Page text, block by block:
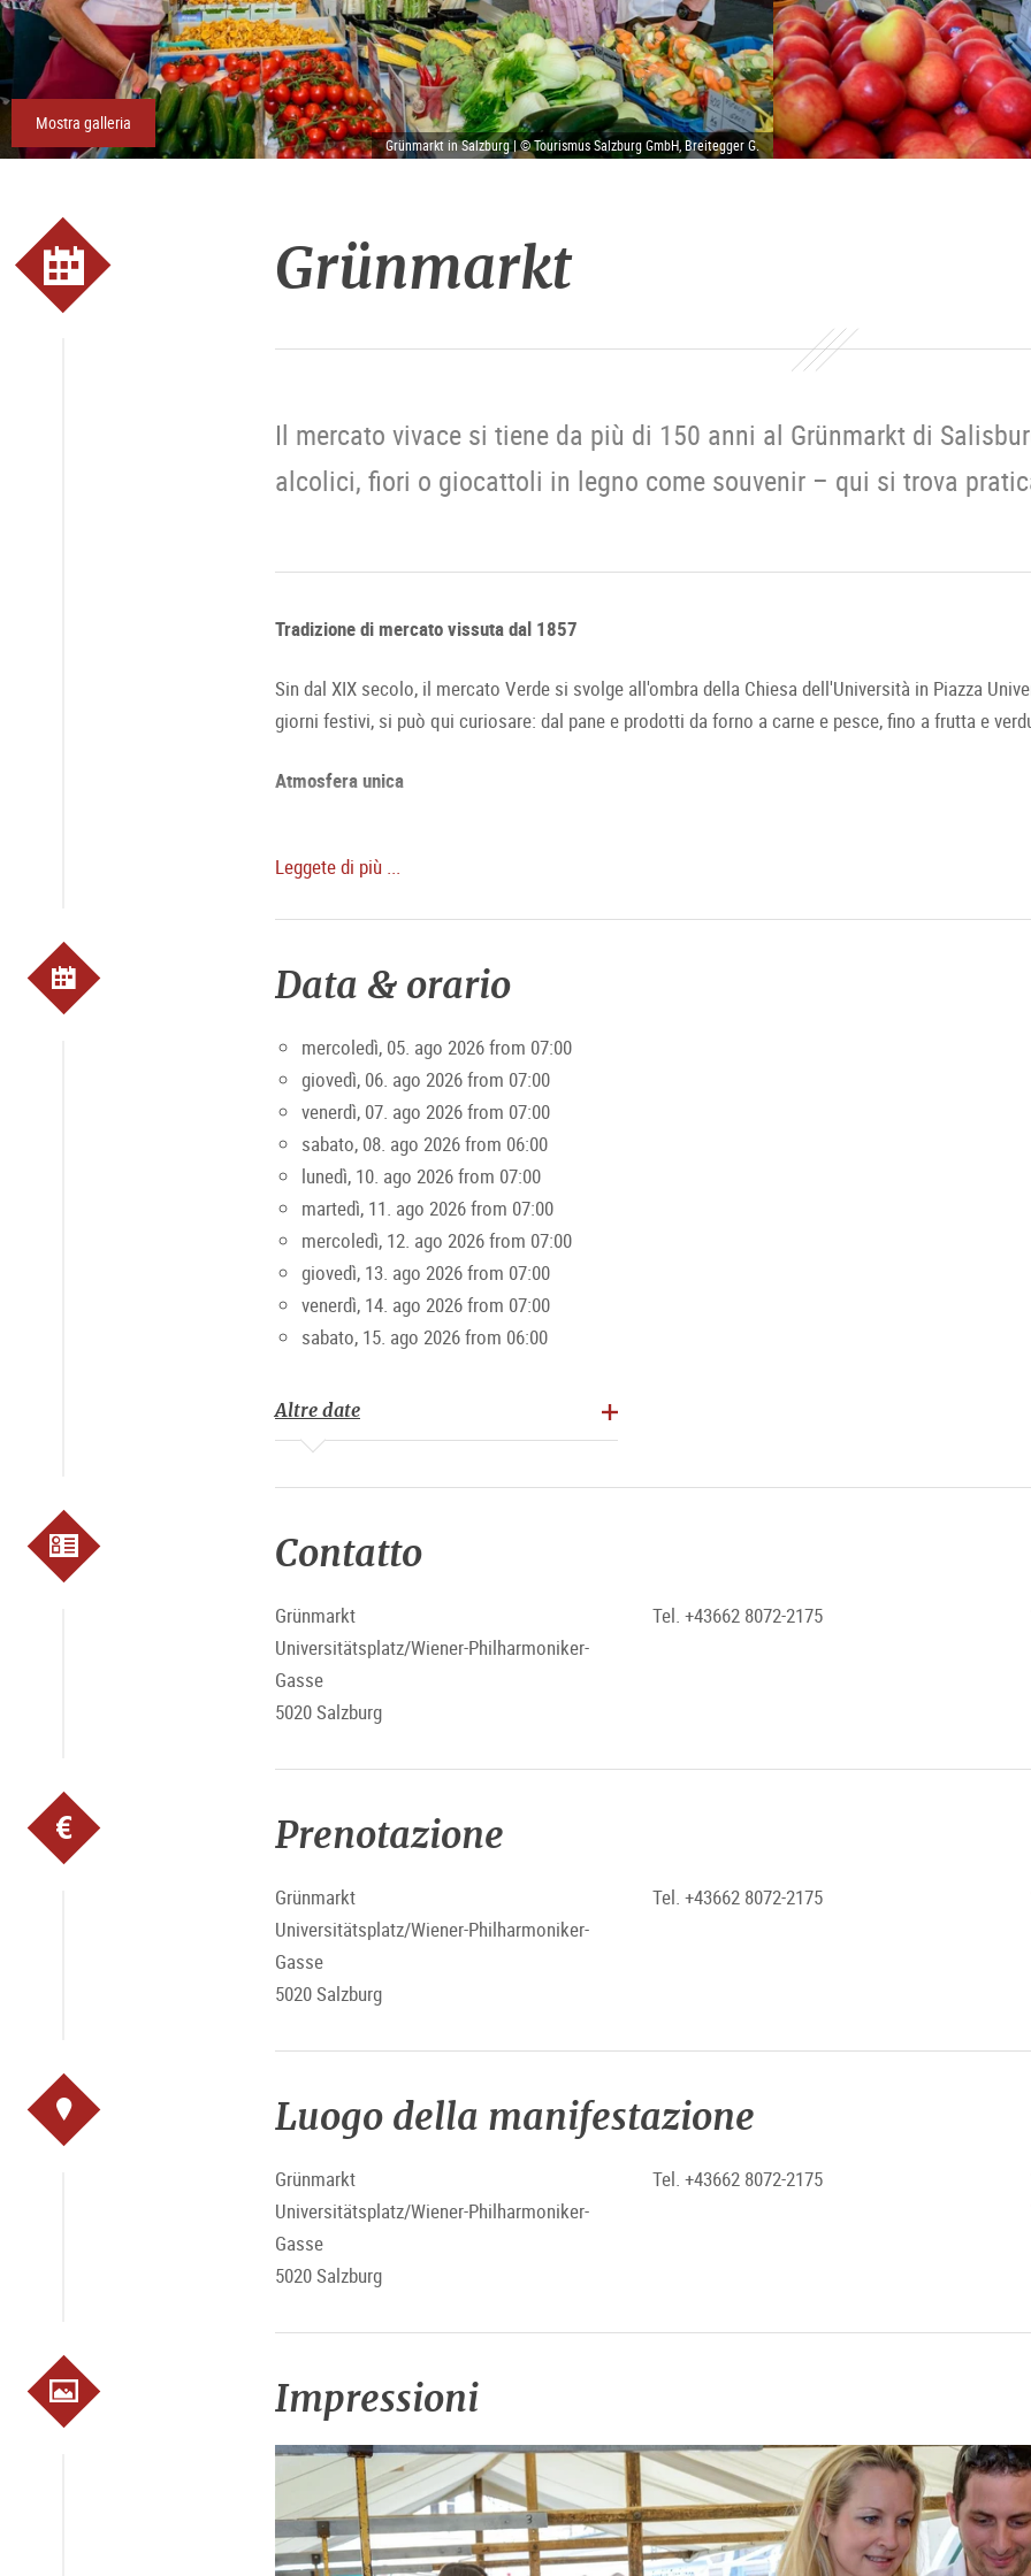
Grünmarkt in Salzburg | © Tourismus Salzburg GmbH, Breitegger G.
Mostra galleria
Grünmarkt
Il mercato vivace si tiene da più di 150 anni al Grünmarkt di
alcolici, fiori o giocattoli in legno come souvenir – qui si trova
Tradizione di mercato vissuta dal 1857
Sin dal XIX secolo, il mercato Verde si svolge all'ombra della Chiesa dell'Università in Piazza
giorni festivi, si può qui curiosare: dal pane e prodotti da forno a carne e pesce, fino a frutta e
Atmosfera unica
porte e la città inizia a risvegliarsi, il mercato Verde è particolarmente visitato. Visitatori e abitanti
Specialità: Prodotti agricoli, pane, dolci, carne e prodotti trasformati, frutta, verdura, alcolici
Lunedì-venerdì 7-19, sabato 6-15 (eccetto i giorni festivi)
Leggete di più ...
Data & orario
mercoledì, 05. ago 2026 from 07:00
giovedì, 06. ago 2026 from 07:00
venerdì, 07. ago 2026 from 07:00
sabato, 08. ago 2026 from 06:00
lunedì, 10. ago 2026 from 07:00
martedì, 11. ago 2026 from 07:00
mercoledì, 12. ago 2026 from 07:00
giovedì, 13. ago 2026 from 07:00
venerdì, 14. ago 2026 from 07:00
sabato, 15. ago 2026 from 06:00
Altre date
Contatto
Grünmarkt
Universitätsplatz/Wiener-Philharmoniker-
Gasse
5020 Salzburg
Tel. +43662 8072-2175
Prenotazione
Grünmarkt
Universitätsplatz/Wiener-Philharmoniker-
Gasse
5020 Salzburg
Tel. +43662 8072-2175
Luogo della manifestazione
Grünmarkt
Universitätsplatz/Wiener-Philharmoniker-
Gasse
5020 Salzburg
Tel. +43662 8072-2175
Impressioni